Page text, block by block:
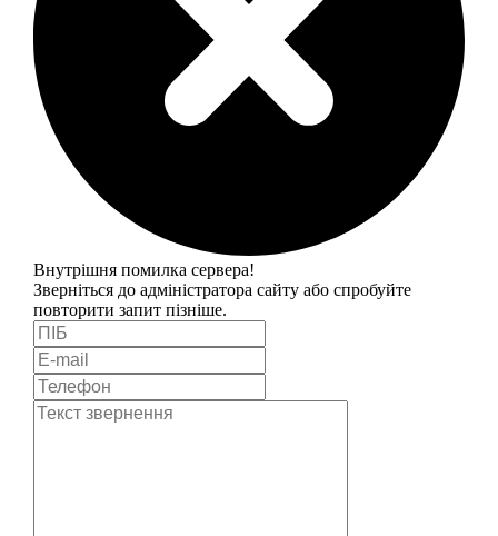
Внутрішня помилка сервера!
Зверніться до адміністратора сайту або спробуйте
повторити запит пізніше.